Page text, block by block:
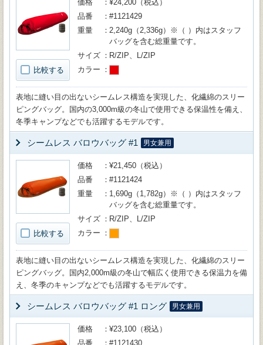
比較する
価格
¥24,200（税込）
品番
#1121429
重量
2,240g（2,336g）※（ ）内はスタッフ
バッグを含む総重量です。
サイズ
R/ZIP、L/ZIP
カラー
表地に縫い目の出ないシームレス構造を実現した、化繊綿のスリー
ピングバッグ。国内の3,000m級の冬山で使用できる保温性を備え、
冬季キャンプなどでも活躍するモデルです。
シームレス バロウバッグ #1 男女兼用
比較する
価格
¥21,450（税込）
品番
#1121424
重量
1,690g（1,782g）※（ ）内はスタッフ
バッグを含む総重量です。
サイズ
R/ZIP、L/ZIP
カラー
表地に縫い目の出ないシームレス構造を実現した、化繊綿のスリー
ピングバッグ。国内2,000m級の冬山で幅広く使用できる保温力を備
え、冬季のキャンプなどでも活躍するモデルです。
シームレス バロウバッグ #1 ロング 男女兼用
価格
¥23,100（税込）
品番
#1121430